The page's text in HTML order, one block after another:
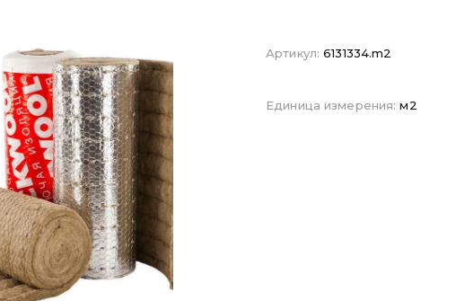
Вакансии
Артикул: 6131334.m2
Единица измерения: м2